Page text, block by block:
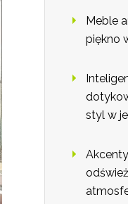
Meble
piękno
styl w